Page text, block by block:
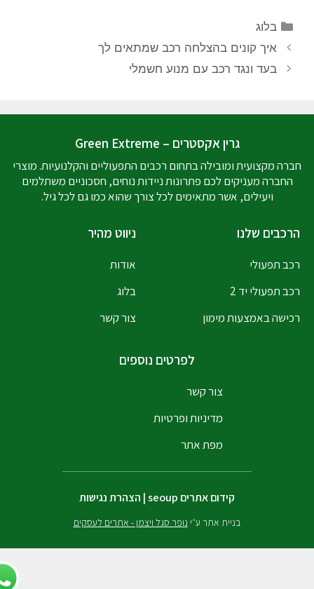
בלוג
איך קונים בהצלחה רכב שמתאים לך
בעד ונגד רכב עם מנוע חשמלי
גרין אקסטרים – Green Extreme
חברה מקצועית ומובילה בתחום רכבים התפעוליים והקלנועיות. מוצרי
החברה מעניקים לכם פתרונות ניידות נוחים, חסכוניים משתלמים
ויעילים, אשר מתאימים לכל צורך שהוא כמו גם לכל גיל.
הרכבים שלנו
רכב תפעולי
רכב תפעולי יד 2
רכישה באמצעות מימון
ניווט מהיר
אודות
בלוג
צור קשר
לפרטים נוספים
צור קשר
מדיניות ופרטיות
מפת אתר
קידום אתריםseoup
|הצהרת נגישות
בניית אתר ע״ינופר סגל ויצמן - אתרים לעסקים